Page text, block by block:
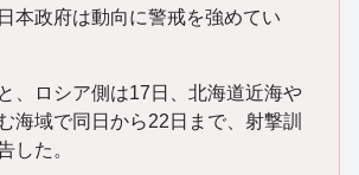
本政府は動向に警戒を強めてい
、ロシア側は17日、北海道近海や
海域で同日から22日まで、射撃訓
した。